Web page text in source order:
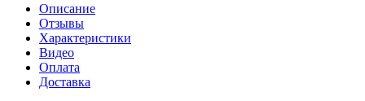
Описание
Отзывы
Характеристики
Видео
Оплата
Доставка